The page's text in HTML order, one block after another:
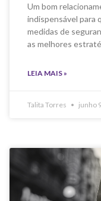
Um bom
indispensável para
medidas de
as melhores
LEIA MAIS »
Talita Torres junho